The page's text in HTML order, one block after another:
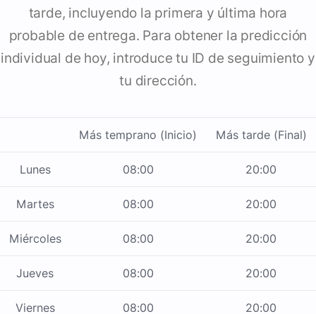
tarde, incluyendo la primera y última hora
probable de entrega. Para obtener la predicción
individual de hoy, introduce tu ID de seguimiento y
tu dirección.
Más temprano (Inicio) Más tarde (Final)
Lunes 08:00 20:00
Martes 08:00 20:00
Miércoles 08:00 20:00
Jueves 08:00 20:00
Viernes 08:00 20:00